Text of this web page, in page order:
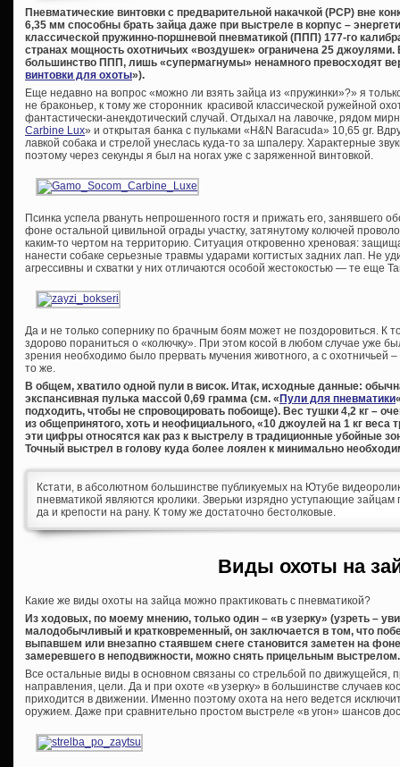
Пневматические винтовки с предварительной накачкой (PCP) вне
6,35 мм способны брать зайца даже при выстреле в корпус –
классической пружинно-поршневой пневматикой (ППП) 177-го
странах мощность охотничьих «воздушек» ограничена 25 джоулями.
большинство ППП, лишь «супермагнумы» ненамного превосходят
винтовки для охоты»).
Еще недавно на вопрос «можно ли взять зайца из «пружинки»?» я
не браконьер, к тому же сторонник красивой классической ружейной
фантастически-анекдотический случай. Отдыхал на лавочке, рядом
Carbine Lux» и открытая банка с пульками «H&N Baracuda» 10,65 gr.
лавкой собака и стрелой унеслась куда-то за шпалеру. Характерные
поэтому через секунды я был на ногах уже с заряженной винтовкой.
Псинка успела рвануть непрошенного гостя и прижать его, занявшего
фоне остальной цивильной ограды участку, затянутому колючей
каким-то чертом на территорию. Ситуация откровенно хреновая:
нанести собаке серьезные травмы ударами когтистых задних лап. Не
агрессивны и схватки у них отличаются особой жестокостью — те еще
Да и не только сопернику по брачным боям может не поздоровиться. К
здорово пораниться о «колючку». При этом косой в любом случае уже
зрения необходимо было прервать мучения животного, а с охотничьей
то же.
В общем, хватило одной пули в висок. Итак, исходные данные:
экспансивная пулька массой 0,69 грамма (см. «Пули для пневматики
подходить, чтобы не спровоцировать побоище). Вес тушки 4,2 кг –
из общепринятого, хоть и неофициального, «10 джоулей на 1 кг веса
эти цифры относятся как раз к выстрелу в традиционные убойные
Точный выстрел в голову куда более лоялен к минимально
Кстати, в абсолютном большинстве публикуемых на Ютубе
пневматикой являются кролики. Зверьки изрядно уступающие
да и крепости на рану. К тому же достаточно бестолковые.
Виды охоты на
Какие же виды охоты на зайца можно практиковать с пневматикой?
Из ходовых, по моему мнению, только один – «в узерку» (узреть –
малодобычливый и кратковременный, он заключается в том, что
выпавшем или внезапно стаявшем снеге становится заметен на
замеревшего в неподвижности, можно снять прицельным выстрелом.
Все остальные виды в основном связаны со стрельбой по движущейся,
направления, цели. Да и при охоте «в узерку» в большинстве случаев
приходится в движении. Именно поэтому охота на него ведется
оружием. Даже при сравнительно простом выстреле «в угон» шансов